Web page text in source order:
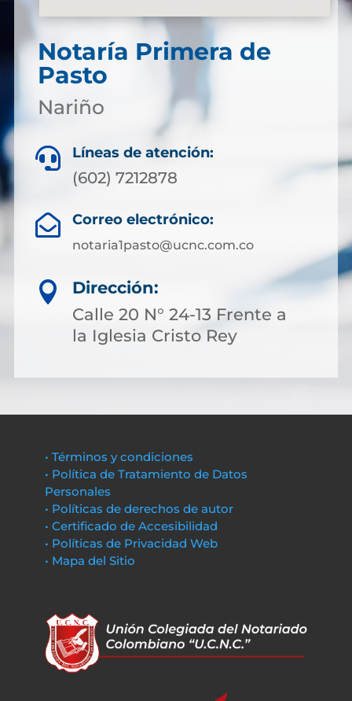
Notaría Primera de
Pasto
Nariño
 Líneas de atención:
(602) 7212878
 Correo electrónico:
notaria1pasto@ucnc.com.co

Dirección:
Calle 20 N° 24-13 Frente a
la Iglesia Cristo Rey
• Términos y condiciones
• Política de Tratamiento de Datos
Personales
• Políticas de derechos de autor
• Certificado de Accesibilidad
• Políticas de Privacidad Web
• Mapa del Sitio